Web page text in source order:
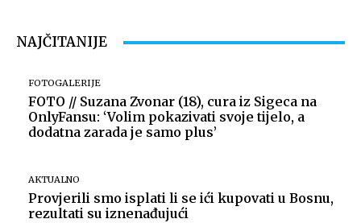
NAJČITANIJE
FOTOGALERIJE
FOTO // Suzana Zvonar (18), cura iz Sigeca na
OnlyFansu: ‘Volim pokazivati svoje tijelo, a
dodatna zarada je samo plus’
AKTUALNO
Provjerili smo isplati li se ići kupovati u Bosnu,
rezultati su iznenađujući